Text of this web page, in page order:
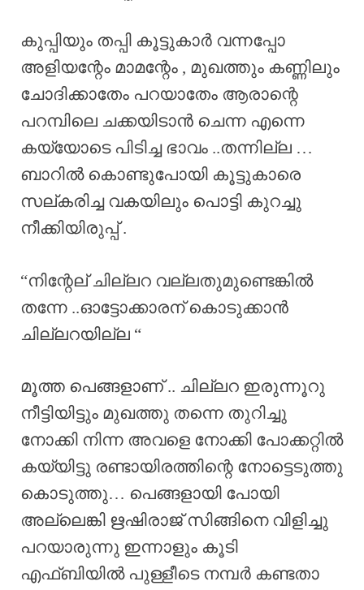
കുപ്പിയും തപ്പി കൂട്ടുകാർ വന്നപ്പോ
അളിയന്റേം മാമന്റേം , മുഖത്തും കണ്ണിലും
ചോദിക്കാതേം പറയാതേം ആരാന്റെ
പറമ്പിലെ ചക്കയിടാൻ ചെന്ന എന്നെ
കയ്യോടെ പിടിച്ച ഭാവം ..തന്നില്ല …
ബാറിൽ കൊണ്ടുപോയി കൂട്ടുകാരെ
സല്കരിച്ച വകയിലും പൊട്ടി കുറച്ചു
നീക്കിയിരുപ്പ് .
“നിന്റേല് ചില്ലറ വല്ലതുമുണ്ടെങ്കിൽ
തന്നേ ..ഓട്ടോക്കാരന് കൊടുക്കാൻ
ചില്ലറയില്ല “
മൂത്ത പെങ്ങളാണ് .. ചില്ലറ ഇരുന്നൂറു
നീട്ടിയിട്ടും മുഖത്തു തന്നെ തുറിച്ചു
നോക്കി നിന്ന അവളെ നോക്കി പോക്കറ്റിൽ
കയ്യിട്ടു രണ്ടായിരത്തിന്റെ നോട്ടെടുത്തു
കൊടുത്തു… പെങ്ങളായി പോയി
അല്ലെങ്കി ഋഷിരാജ് സിങ്ങിനെ വിളിച്ചു
പറയാരുന്നു ഇന്നാളും കൂടി
എഫ്ബിയിൽ പുള്ളീടെ നമ്പർ കണ്ടതാ